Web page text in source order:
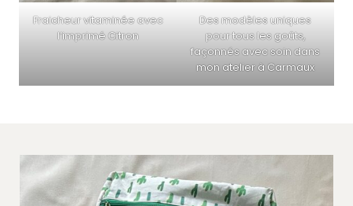
Fraicheur vitaminée avec
l’imprimé Citron
Des modèles uniques
pour tous les goûts,
façonnés avec soin dans
mon atelier à Carmaux